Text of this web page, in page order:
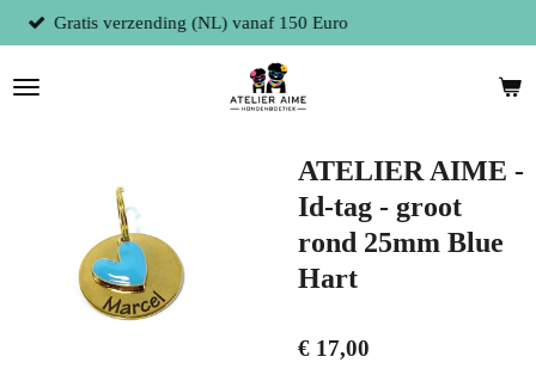
Ga
direct
naar
de
Euro Fysieke winkel te 9300 Aalst
ATELIER AIME -
Id-tag - groot
rond 25mm Blue
Hart
€ 17,00